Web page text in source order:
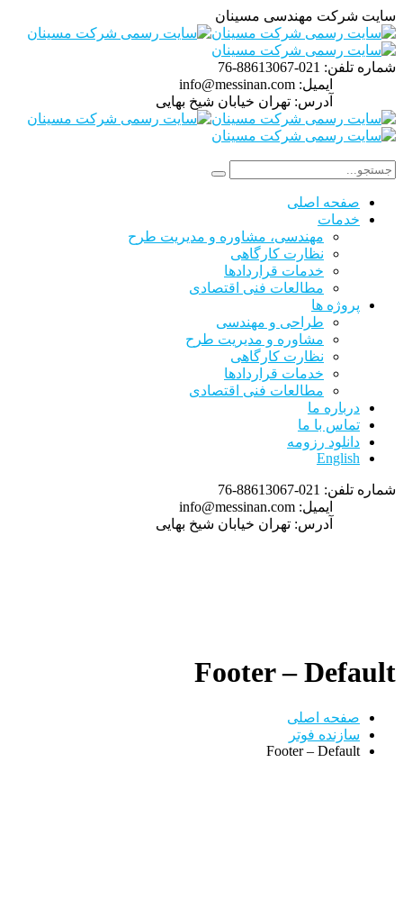
سایت شرکت مهندسی مسینان
شماره تلفن: 021-88613067-76
ایمیل: info@messinan.com
آدرس: تهران خیابان شیخ بهایی
صفحه اصلی
خدمات
مهندسی، مشاوره و مدیریت طرح
نظارت کارگاهی
خدمات قراردادها
مطالعات فنی اقتصادی
پروژه ها
طراحی و مهندسی
مشاوره و مدیریت طرح
نظارت کارگاهی
خدمات قراردادها
مطالعات فنی اقتصادی
درباره ما
تماس با ما
دانلود رزومه
English
شماره تلفن: 021-88613067-76
ایمیل: info@messinan.com
آدرس: تهران خیابان شیخ بهایی
Footer – Default
صفحه اصلی
سازنده فوتر
Footer – Default